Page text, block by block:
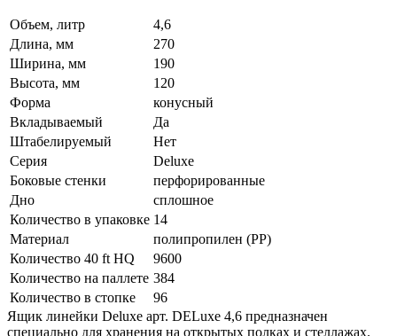
Объем, литр
4,6
Длина, мм
270
Ширина, мм
190
Высота, мм
120
Форма
конусный
Вкладываемый
Да
Штабелируемый
Нет
Серия
Deluxe
Боковые стенки
перфорированные
Дно
сплошное
Количество в упаковке 14
Материал
полипропилен (PP)
Количество 40 ft HQ
9600
Количество на паллете 384
Количество в стопке
96
Ящик линейки Deluxe арт. DELuxe 4,6 предназначен
специально для хранения на открытых полках и стеллажах.